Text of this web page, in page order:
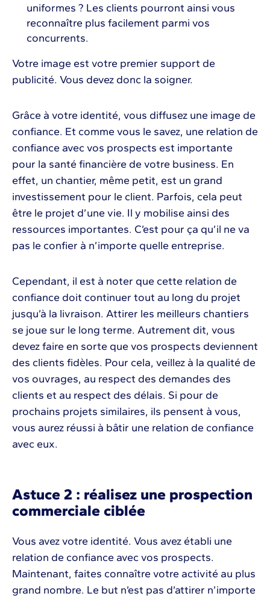
uniformes ? Les clients pourront ainsi vous
reconnaître plus facilement parmi vos
concurrents.
Votre image est votre premier support de
publicité. Vous devez donc la soigner.
Grâce à votre identité, vous diffusez une image de
confiance. Et comme vous le savez, une relation de
confiance avec vos prospects est importante
pour la santé financière de votre business. En
effet, un chantier, même petit, est un grand
investissement pour le client. Parfois, cela peut
être le projet d’une vie. Il y mobilise ainsi des
ressources importantes. C’est pour ça qu’il ne va
pas le confier à n’importe quelle entreprise.
Cependant, il est à noter que cette relation de
confiance doit continuer tout au long du projet
jusqu’à la livraison. Attirer les meilleurs chantiers
se joue sur le long terme. Autrement dit, vous
devez faire en sorte que vos prospects deviennent
des clients fidèles. Pour cela, veillez à la qualité de
vos ouvrages, au respect des demandes des
clients et au respect des délais. Si pour de
prochains projets similaires, ils pensent à vous,
vous aurez réussi à bâtir une relation de confiance
avec eux.
Astuce 2 : réalisez une prospection
commerciale ciblée
Vous avez votre identité. Vous avez établi une
relation de confiance avec vos prospects.
Maintenant, faites connaître votre activité au plus
grand nombre. Le but n’est pas d’attirer n’importe